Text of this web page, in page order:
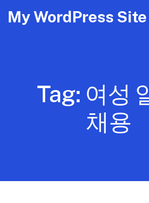
My WordPress Site
Tag: 여성
채용